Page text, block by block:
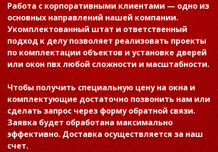
Работа с корпоративными клиентами — одно из
основных направлений нашей компании.
Укомплектованный штат и ответственный
подход к делу позволяет реализовать проекты
по комплектации объектов и установке дверей
или окон пвх любой сложности и масштабности.
Чтобы получить специальную цену на окна и
комплектующие достаточно позвонить нам или
сделать запрос через форму обратной связи.
Заявка будет обработана максимально
эффективно. Доставка осуществляется за наш
счет.